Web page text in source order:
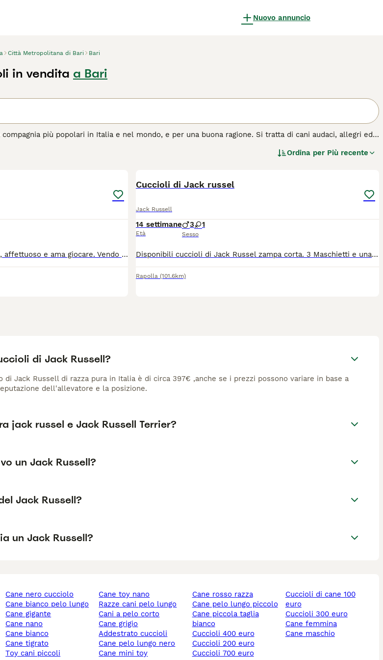
Nuovo annuncio
Città Metropolitana di Bari Bari
in vendita a Bari
più popolari in Italia e nel mondo, e per una buona ragione. Si tratta di cani audaci, allegri ed
per essere cani veramente felici e appagati.
Ordina per Più recente
il cane si chiama Charly è vivace, affettuoso e ama giocare. Vendo perché non posso più tenerlo mio malgrado.
Cuccioli di Jack russel
Jack Russell
14 settimane
Età
3 1
Sesso
Disponibili cuccioli di Jack Russel zampa corta. 3 Maschietti e una Femminuccia. Nati il 27/04/2026. Sono cuccioli equilibrati, dolci e vivaci, ideali per famiglie consapevoli, che desiderano accogliere un cane come membro della famiglia. Disponibili dal terzo mese con ciclo vaccini e sverminazione. Genitori visibili.
Rapolla (101.6km)
di Jack Russell?
di Jack Russell di razza pura in Italia è di circa 397€ ,anche se i prezzi possono variare in base a
dell'allevatore e la posizione.
jack russel e Jack Russell Terrier?
un Jack Russell?
Jack Russell?
un Jack Russell?
cane nero cucciolo
cane bianco pelo lungo
cane gigante
cane nano
cane bianco
cane tigrato
toy cani piccoli
cane toy nano
razze cani pelo lungo
cani a pelo corto
cane grigio
addestrato cuccioli
cane pelo lungo nero
cane mini toy
cane rosso razza
cane pelo lungo piccolo
cane piccola taglia
bianco
cuccioli 400 euro
cuccioli 200 euro
cuccioli 700 euro
cuccioli di cane 100
euro
cuccioli 300 euro
cane femmina
cane maschio